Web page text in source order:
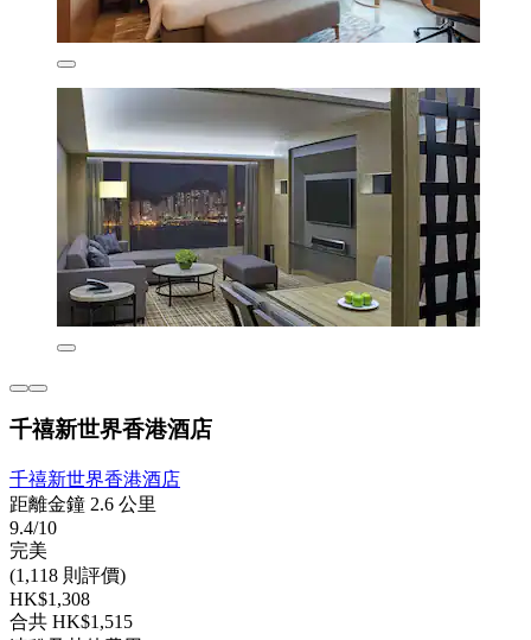
千禧新世界香港酒店
千禧新世界香港酒店
距離金鐘 2.6 公里
9.4/10
完美
(1,118 則評價)
HK$1,308
合共 HK$1,515